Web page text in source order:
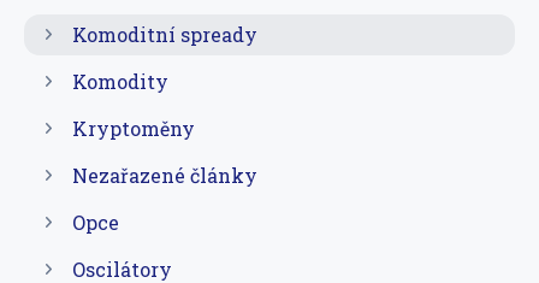
Komoditní spready
Komodity
Kryptoměny
Nezařazené články
Opce
Oscilátory